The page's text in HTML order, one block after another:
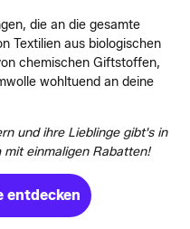
die an die gesamte
Textilien aus biologischen
chemischen Giftstoffen,
wohltuend an deine
und ihre Lieblinge gibt's in
einmaligen Rabatten!
entdecken